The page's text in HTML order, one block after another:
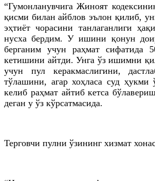
“Гумонланувчига Жиноят
қисми билан айблов эълон қилиб,
эҳтиёт чорасини танлаганлиги
нусха бердим. У ишини қонун
берганим учун раҳмат сифатида
кетишини айтди. Унга ўз ишимни
учун пул керакмаслигини,
тўлашини, агар хоҳласа суд ҳукми
келиб раҳмат айтиб кетса
деган у ўз кўрсатмасида.
Терговчи пулни ўзининг хизмат